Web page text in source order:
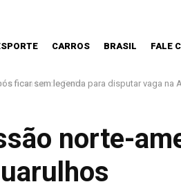
CARROS BRASIL FALE
Lei do Frete
norte-